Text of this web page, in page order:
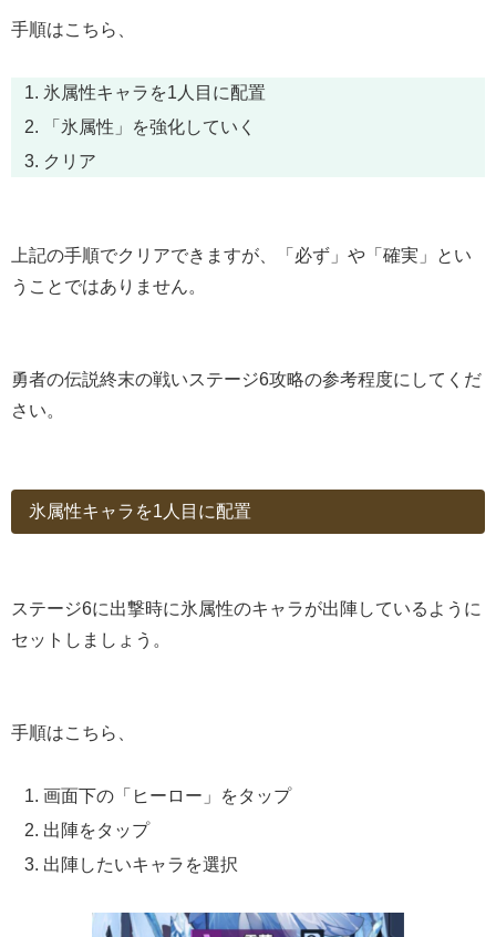
手順はこちら、
氷属性キャラを1人目に配置
「氷属性」を強化していく
クリア
上記の手順でクリアできますが、「必ず」や「確実」とい
うことではありません。
勇者の伝説終末の戦いステージ6攻略の参考程度にしてくだ
さい。
氷属性キャラを1人目に配置
ステージ6に出撃時に氷属性のキャラが出陣しているように
セットしましょう。
手順はこちら、
画面下の「ヒーロー」をタップ
出陣をタップ
出陣したいキャラを選択